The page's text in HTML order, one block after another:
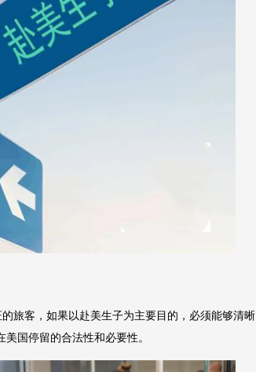
旅客，如果以赴美生子为主要目的，必须能够清晰
国停留的合法性和必要性。